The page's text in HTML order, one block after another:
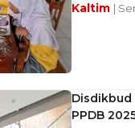
Kaltim |
Disdikbud
PPDB